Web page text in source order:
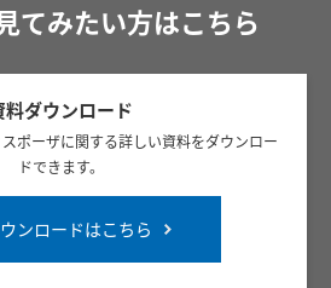
てみたい方はこちら
料ダウンロード
ポーザに関する詳しい資料をダウンロー
ドできます。
ンロードはこちら